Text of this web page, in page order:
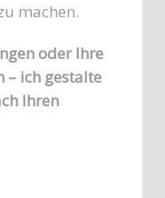
machen.
oder Ihre
– ich gestalte
Ihren